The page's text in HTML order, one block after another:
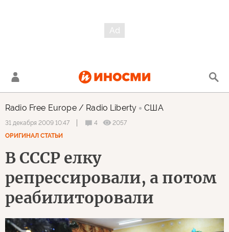
Radio Free Europe / Radio Liberty США
31 декабря 2009 10:47 4
2057
ОРИГИНАЛ СТАТЬИ
В СССР елку
репрессировали, а потом
реабилиторовали